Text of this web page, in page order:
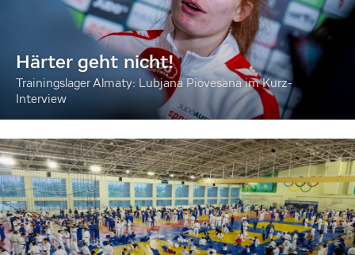
Härter geht nicht!
Trainingslager Almaty: Lubjana Piovesana im Kurz-
Interview